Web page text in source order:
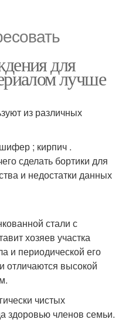
для
лучше
из различных
; кирпич .
сделать бортики для
и недостатки данных
стали с
хозяев участка
и периодической его
отличаются высокой
чистых
здоровью членов семьи.